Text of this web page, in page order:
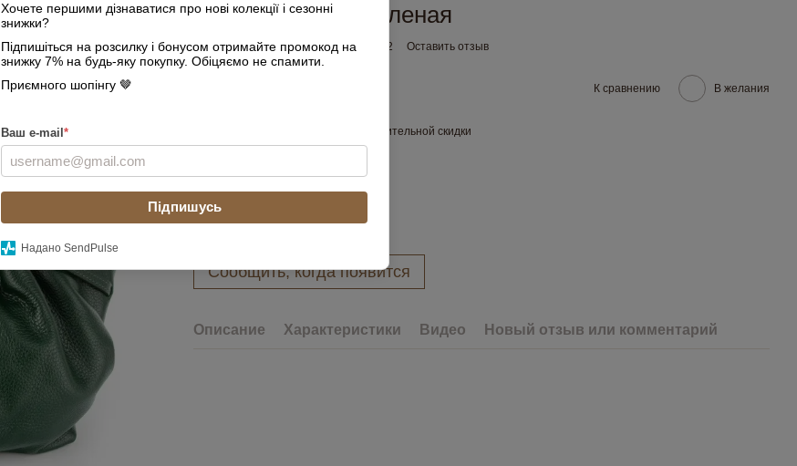
Хочете першими дізнаватися про нові колекції і сезонні
знижки?
Підпишіться на розсилку і бонусом отримайте промокод на
знижку 7% на будь-яку покупку. Обіцяємо не спамити.
Приємного шопінгу 🤎
Ваш e-mail *
Підпишусь
Надано SendPulse
ручками темно-зеленая
Нет в наличии Артикул: 2738967312 Оставить отзыв
К сравнению В желания
для отображения накопительной скидки
Сообщить, когда появится
Описание Характеристики Видео Новый отзыв или комментарий